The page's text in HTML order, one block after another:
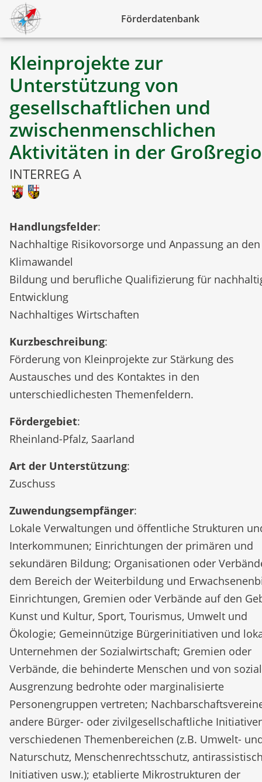
Förderdatenbank
Kleinprojekte zur
Unterstützung von
gesellschaftlichen und
zwischenmenschlichen
Aktivitäten in der
INTERREG A
Handlungsfelder:
Nachhaltige Risikovorsorge und Anpassung an den
Klimawandel
Bildung und berufliche Qualifizierung für
Entwicklung
Nachhaltiges Wirtschaften
Kurzbeschreibung:
Förderung von Kleinprojekte zur Stärkung des
Austausches und des Kontaktes in den
unterschiedlichesten Themenfeldern.
Fördergebiet:
Rheinland-Pfalz, Saarland
Art der Unterstützung:
Zuschuss
Zuwendungsempfänger:
Lokale Verwaltungen und öffentliche Strukturen
Interkommunen; Einrichtungen der primären und
sekundären Bildung; Organisationen oder
dem Bereich der Weiterbildung und
Einrichtungen, Gremien oder Verbände auf den
Kunst und Kultur, Sport, Tourismus, Umwelt und
Ökologie; Gemeinnützige Bürgerinitiativen und
Unternehmen der Sozialwirtschaft; Gremien oder
Verbände, die behinderte Menschen und von
Ausgrenzung bedrohte oder marginalisierte
Personengruppen vertreten;
andere Bürger- oder zivilgesellschaftliche
verschiedenen Themenbereichen (z.B. Umwelt-
Naturschutz, Menschenrechtsschutz,
Initiativen usw.); etablierte Mikrostrukturen der